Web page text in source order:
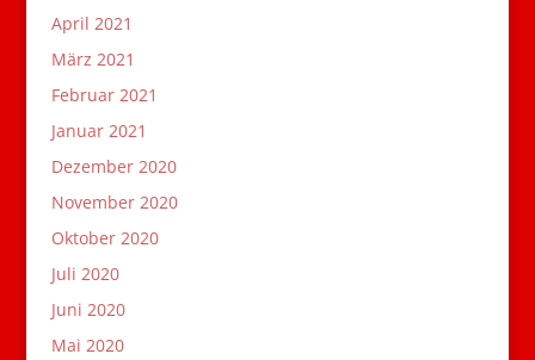
April 2021
März 2021
Februar 2021
Januar 2021
Dezember 2020
November 2020
Oktober 2020
Juli 2020
Juni 2020
Mai 2020